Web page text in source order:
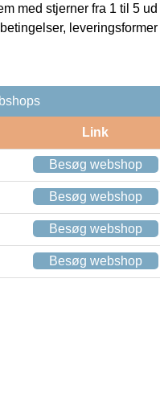
med stjerner fra 1 til 5
leveringsformer
Link
Besøg webshop
Besøg webshop
Besøg webshop
Besøg webshop